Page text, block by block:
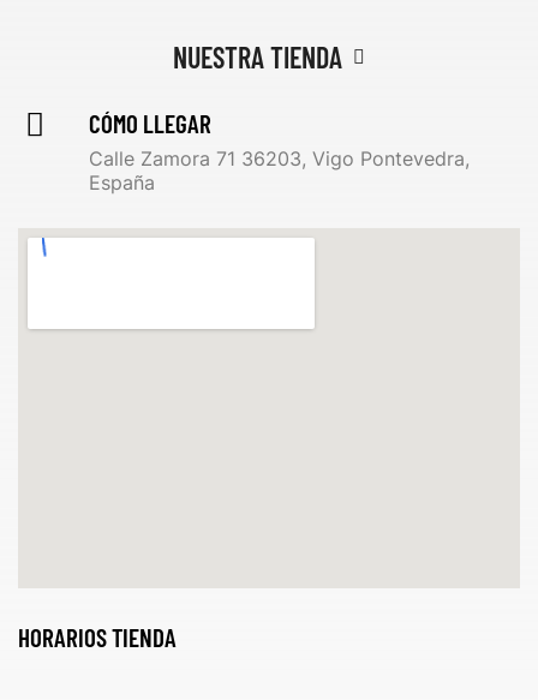
NUESTRA TIENDA
CÓMO LLEGAR
Calle Zamora 71 36203, Vigo Pontevedra,
España
HORARIOS TIENDA